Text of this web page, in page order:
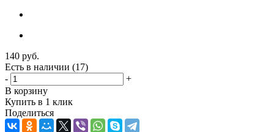
140 руб.
Есть в наличии (17)
-
+
В корзину
Купить в 1 клик
Поделиться